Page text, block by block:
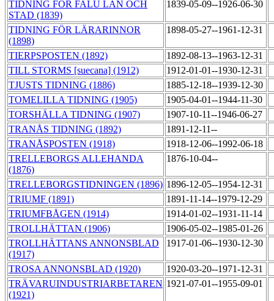
TIDNING FÖR FALU LÄN OCH
STAD (1839)
1839-05-09--1926-06-30
TIDNING FÖR LÄRARINNOR
(1898)
1898-05-27--1961-12-31
TIERPSPOSTEN (1892)
1892-08-13--1963-12-31
TILL STORMS [suecana] (1912)
1912-01-01--1930-12-31
TJUSTS TIDNING (1886)
1885-12-18--1939-12-30
TOMELILLA TIDNING (1905)
1905-04-01--1944-11-30
TORSHÄLLA TIDNING (1907)
1907-10-11--1946-06-27
TRANÅS TIDNING (1892)
1891-12-11--
TRANÅSPOSTEN (1918)
1918-12-06--1992-06-18
TRELLEBORGS ALLEHANDA
(1876)
1876-10-04--
TRELLEBORGSTIDNINGEN (1896) 1896-12-05--1954-12-31
TRIUMF (1891)
1891-11-14--1979-12-29
TRIUMFBÅGEN (1914)
1914-01-02--1931-11-14
TROLLHÄTTAN (1906)
1906-05-02--1985-01-26
TROLLHÄTTANS ANNONSBLAD
(1917)
1917-01-06--1930-12-30
TROSA ANNONSBLAD (1920)
1920-03-20--1971-12-31
TRÄVARUINDUSTRIARBETAREN
(1921)
1921-07-01--1955-09-01